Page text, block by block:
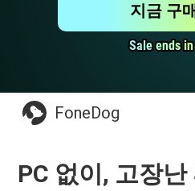
Sale ends
Sale ends
지금 구
FoneDog
PC 없이, 고장난